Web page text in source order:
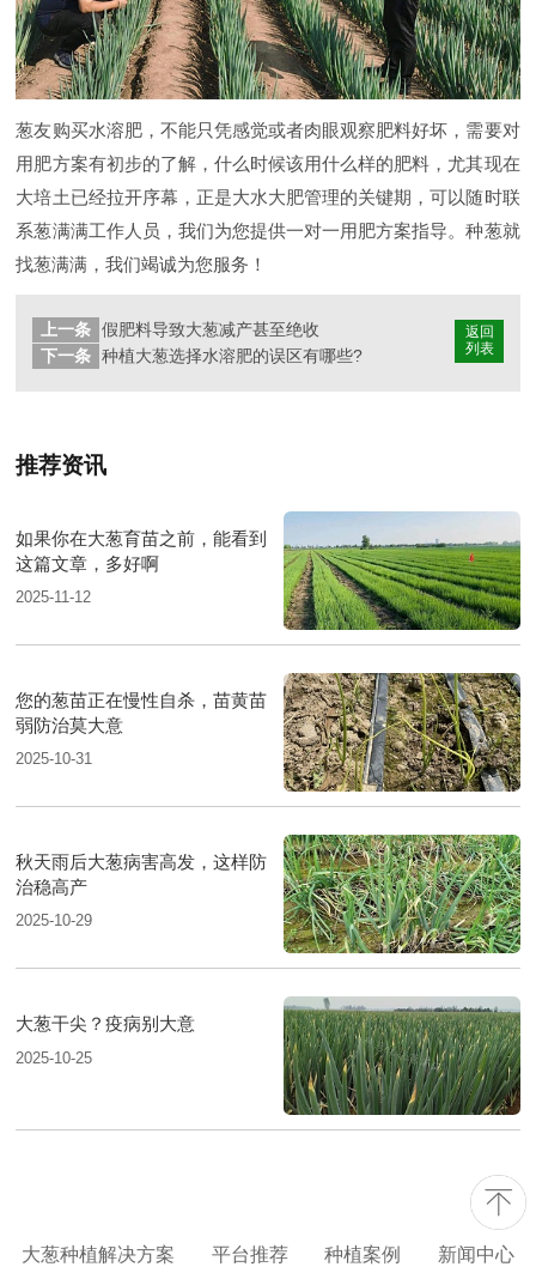
葱友购买水溶肥，不能只凭感觉或者肉眼观察肥料好坏，需要对
用肥方案有初步的了解，什么时候该用什么样的肥料，尤其现在
大培土已经拉开序幕，正是大水大肥管理的关键期，可以随时联
系葱满满工作人员，我们为您提供一对一用肥方案指导。种葱就
找葱满满，我们竭诚为您服务！
返回
列表
上一条 假肥料导致大葱减产甚至绝收
下一条 种植大葱选择水溶肥的误区有哪些?
推荐资讯
如果你在大葱育苗之前，能看到
这篇文章，多好啊
2025-11-12
您的葱苗正在慢性自杀，苗黄苗
弱防治莫大意
2025-10-31
秋天雨后大葱病害高发，这样防
治稳高产
2025-10-29
大葱干尖？疫病别大意
2025-10-25
大葱种植解决方案 平台推荐 种植案例 新闻中心